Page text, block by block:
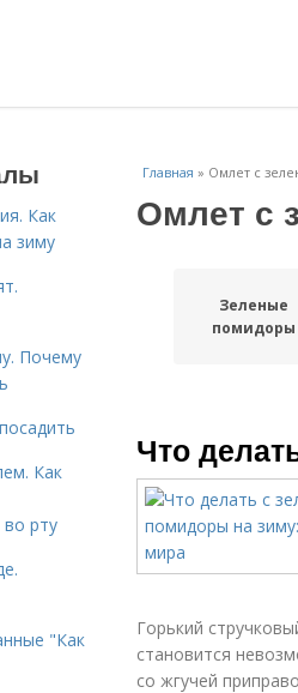
Главная » Омлет с
Омлет с
Зеленые
помидоры
Что
Горький
становится
со жгучей
Как
зиму
Почему
Как
рту
"Как